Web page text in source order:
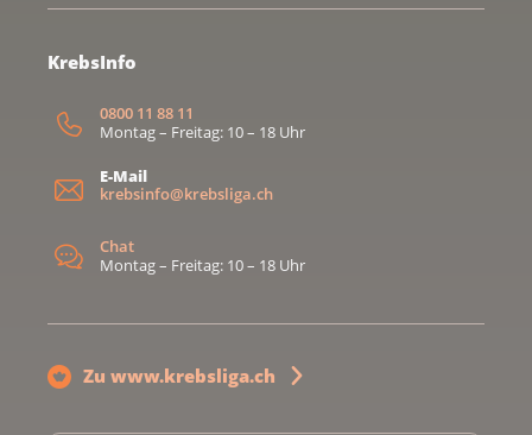
KrebsInfo
0800 11 88 11
Montag – Freitag: 10 – 18 Uhr
E-Mail
krebsinfo@krebsliga.ch
Chat
Montag – Freitag: 10 – 18 Uhr
Zu www.krebsliga.ch